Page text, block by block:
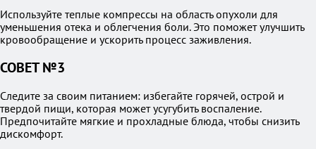
Используйте теплые компрессы на область опухоли для
уменьшения отека и облегчения боли. Это поможет улучшить
кровообращение и ускорить процесс заживления.
СОВЕТ №3
Следите за своим питанием: избегайте горячей, острой и
твердой пищи, которая может усугубить воспаление.
Предпочитайте мягкие и прохладные блюда, чтобы снизить
дискомфорт.